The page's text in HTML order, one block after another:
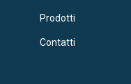
Prodotti
Contatti